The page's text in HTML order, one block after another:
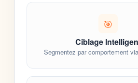
🎯
Ciblage
Segmentez par comportement